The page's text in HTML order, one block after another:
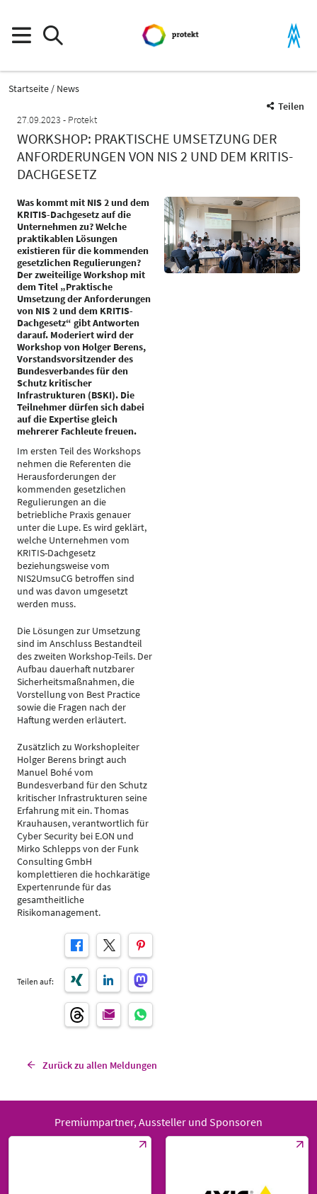
Startseite
News
Teilen
27.09.2023
Protekt
WORKSHOP: PRAKTISCHE UMSETZUNG DER
ANFORDERUNGEN VON NIS 2 UND DEM KRITIS-
DACHGESETZ
Was kommt mit NIS 2 und dem
KRITIS-Dachgesetz auf die
Unternehmen zu? Welche
praktikablen Lösungen
existieren für die kommenden
gesetzlichen Regulierungen?
Der zweiteilige Workshop mit
dem Titel „Praktische
Umsetzung der Anforderungen
von NIS 2 und dem KRITIS-
Dachgesetz“ gibt Antworten
darauf. Moderiert wird der
Workshop von Holger Berens,
Vorstandsvorsitzender des
Bundesverbandes für den
Schutz kritischer
Infrastrukturen (BSKI). Die
Teilnehmer dürfen sich dabei
auf die Expertise gleich
mehrerer Fachleute freuen.
Im ersten Teil des Workshops
nehmen die Referenten die
Herausforderungen der
kommenden gesetzlichen
Regulierungen an die
betriebliche Praxis genauer
unter die Lupe. Es wird geklärt,
welche Unternehmen vom
KRITIS-Dachgesetz
beziehungsweise vom
NIS2UmsuCG betroffen sind
und was davon umgesetzt
werden muss.
Die Lösungen zur Umsetzung
sind im Anschluss Bestandteil
des zweiten Workshop-Teils. Der
Aufbau dauerhaft nutzbarer
Sicherheitsmaßnahmen, die
Vorstellung von Best Practice
sowie die Fragen nach der
Haftung werden erläutert.
Zusätzlich zu Workshopleiter
Holger Berens bringt auch
Manuel Bohé vom
Bundesverband für den Schutz
kritischer Infrastrukturen seine
Erfahrung mit ein. Thomas
Krauhausen, verantwortlich für
Cyber Security bei E.ON und
Mirko Schlepps von der Funk
Consulting GmbH
komplettieren die hochkarätige
Expertenrunde für das
gesamtheitliche
Risikomanagement.
Teilen auf:
Zurück zu allen Meldungen
Premiumpartner, Aussteller und Sponsoren